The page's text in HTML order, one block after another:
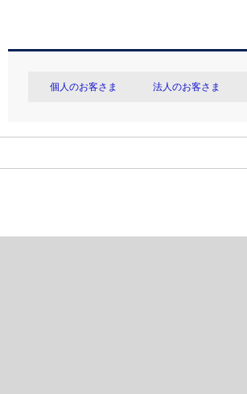
個人のお客さま 法人のお客さま